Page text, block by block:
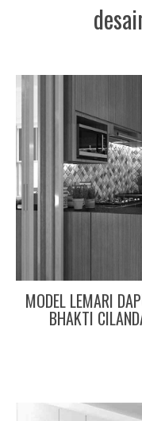
MODEL LEMARI
BHAKTI